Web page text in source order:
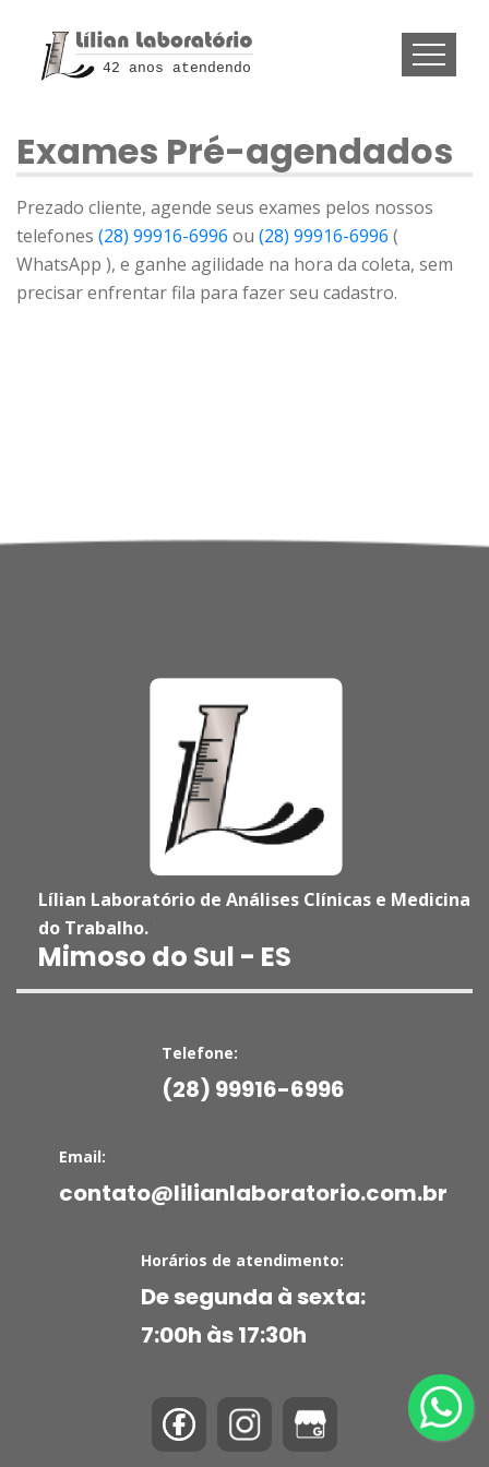
42 anos atendendo
Exames Pré-agendados
Prezado cliente, agende seus exames pelos nossos
telefones (28) 99916-6996 ou (28) 99916-6996 (
WhatsApp ), e ganhe agilidade na hora da coleta, sem
precisar enfrentar fila para fazer seu cadastro.
Lílian Laboratório de Análises Clínicas e Medicina
do Trabalho.
Mimoso do Sul - ES
Telefone:
(28) 99916-6996
Email:
contato@lilianlaboratorio.com.br
Horários de atendimento:
De segunda à sexta:
7:00h às 17:30h